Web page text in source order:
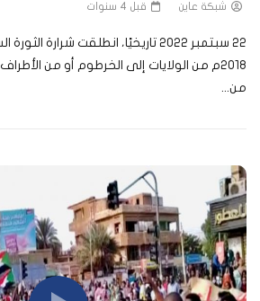
شبكة عاين قبل 4 سنوات
22 سبتمبر 2022 تاريخيًا، انطلقت شرارة
2018م من الولايات إلى الخرطوم أو من
من...